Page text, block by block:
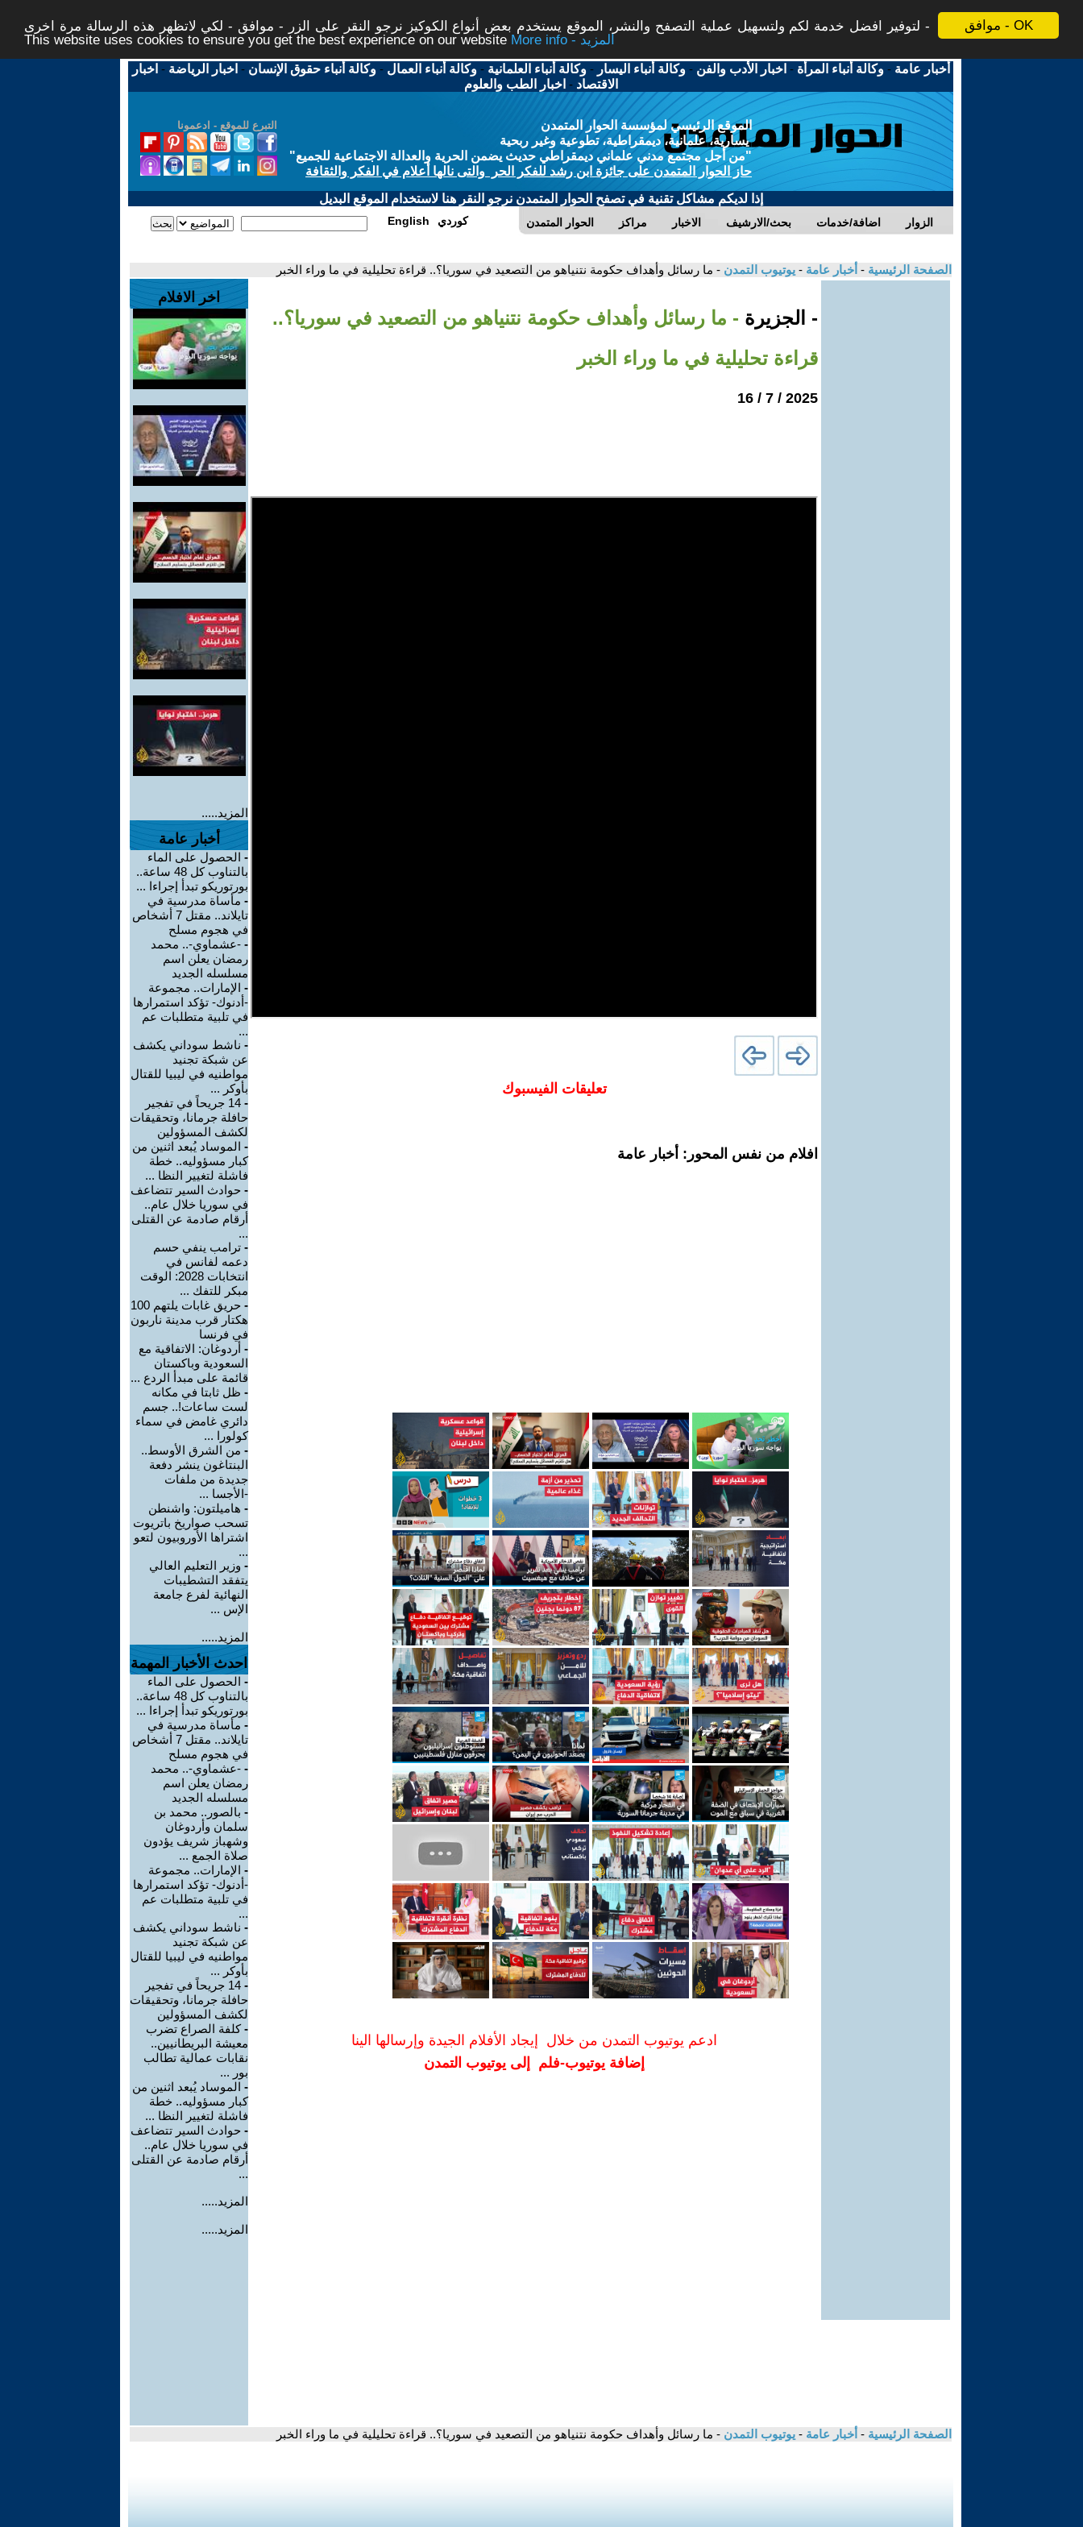
موافق - OK
لتوفير افضل خدمة لكم ولتسهيل عملية التصفح والنشر، الموقع يستخدم بعض أنواع الكوكيز نرجو النقر على الزر - موافق - لكي لاتظهر هذه الرسالة مرة اخرى -
This website uses cookies to ensure you get the best experience on our website
More info - المزيد
أخبار عامة -وكالة أنباء المرأة - اخبار الأدب والفن -وكالة أنباء اليسار -وكالة أنباء العلمانية -وكالة أنباء العمال -وكالة أنباء حقوق الإنسان - اخبار الرياضة - اخبار
الاقتصاد - اخبار الطب والعلوم
التبرع للموقع - ادعمونا
الموقع الرئيسي لمؤسسة الحوار المتمدن
يسارية، علمانية، ديمقراطية، تطوعية وغير ربحية
"من أجل مجتمع مدني علماني ديمقراطي حديث يضمن الحرية والعدالة الاجتماعية للجميع"
حاز الحوار المتمدن على جائزة ابن رشد للفكر الحر والتى نالها أعلام في الفكر والثقافة
إذا لديكم مشاكل تقنية في تصفح الحوار المتمدن نرجو النقر هنا لاستخدام الموقع البديل
الحوار المتمدن مراكز الاخبار بحث/الارشيف اضافة/خدمات الزوار English كوردي
الصفحة الرئيسية - أخبار عامة - يوتيوب التمدن - ما رسائل وأهداف حكومة نتنياهو من التصعيد في سوريا؟.. قراءة تحليلية في ما وراء الخبر
- الجزيرة - ما رسائل وأهداف حكومة نتنياهو من التصعيد في سوريا؟..
قراءة تحليلية في ما وراء الخبر
2025 / 7 / 16
تعليقات الفيسبوك
افلام من نفس المحور: أخبار عامة
ادعم يوتيوب التمدن من خلال إيجاد الأفلام الجيدة وإرسالها الينا
إضافة يوتيوب-فلم إلى يوتيوب التمدن
اخر الافلام
المزيد.....
أخبار عامة
- الحصول على الماء
بالتناوب كل 48 ساعة..
بورتوريكو تبدأ إجراءا ...
- مأساة مدرسية في
تايلاند.. مقتل 7 أشخاص
في هجوم مسلح
- -عشماوي-.. محمد
رمضان يعلن اسم
مسلسله الجديد
- الإمارات.. مجموعة
-أدنوك- تؤكد استمرارها
في تلبية متطلبات عم
...
- ناشط سوداني يكشف
عن شبكة تجنيد
مواطنيه في ليبيا للقتال
بأوكر ...
-
14 جريحاً في تفجير
حافلة جرمانا، وتحقيقات
لكشف المسؤولين
- الموساد يُبعد اثنين من
كبار مسؤوليه.. خطة
فاشلة لتغيير النظا ...
- حوادث السير تتضاعف
في سوريا خلال عام..
أرقام صادمة عن القتلى
...
- ترامب ينفي حسم
دعمه لفانس في
انتخابات 2028: الوقت
مبكر للتفك ...
-
حريق غابات يلتهم 100
هكتار قرب مدينة ناربون
في فرنسا
- أردوغان: الاتفاقية مع
السعودية وباكستان
قائمة على مبدأ الردع ...
- ظل ثابتا في مكانه
لست ساعات!.. جسم
دائري غامض في سماء
كولورا ...
- من الشرق الأوسط..
البنتاغون ينشر دفعة
جديدة من ملفات
-الأجسا ...
- هاميلتون: واشنطن
تسحب صواريخ باتريوت
اشتراها الأوروبيون لتعو
...
- وزير التعليم العالي
يتفقد التشطيبات
النهائية لفرع جامعة
الإس ...
المزيد.....
احدث الأخبار المهمة
- الحصول على الماء
بالتناوب كل 48 ساعة..
بورتوريكو تبدأ إجراءا ...
- مأساة مدرسية في
تايلاند.. مقتل 7 أشخاص
في هجوم مسلح
- -عشماوي-.. محمد
رمضان يعلن اسم
مسلسله الجديد
- بالصور.. محمد بن
سلمان وأردوغان
وشهباز شريف يؤدون
صلاة الجمع ...
- الإمارات.. مجموعة
-أدنوك- تؤكد استمرارها
في تلبية متطلبات عم
...
- ناشط سوداني يكشف
عن شبكة تجنيد
مواطنيه في ليبيا للقتال
بأوكر ...
-
14 جريحاً في تفجير
حافلة جرمانا، وتحقيقات
لكشف المسؤولين
-كلفة الصراع تضرب
معيشة البريطانيين..
نقابات عمالية تطالب
بور ...
- الموساد يُبعد اثنين من
كبار مسؤوليه.. خطة
فاشلة لتغيير النظا ...
- حوادث السير تتضاعف
في سوريا خلال عام..
أرقام صادمة عن القتلى
...
المزيد.....
المزيد.....
الصفحة الرئيسية - أخبار عامة - يوتيوب التمدن - ما رسائل وأهداف حكومة نتنياهو من التصعيد في سوريا؟.. قراءة تحليلية في ما وراء الخبر